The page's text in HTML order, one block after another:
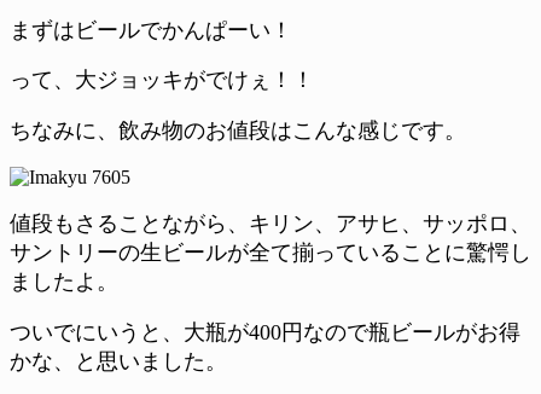
まずはビールでかんぱーい！
って、大ジョッキがでけぇ！！
ちなみに、飲み物のお値段はこんな感じです。
値段もさることながら、キリン、アサヒ、サッポロ、
サントリーの生ビールが全て揃っていることに驚愕し
ましたよ。
ついでにいうと、大瓶が400円なので瓶ビールがお得
かな、と思いました。